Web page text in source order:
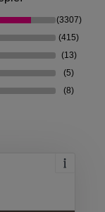
(3307)
(415)
(13)
(5)
(8)